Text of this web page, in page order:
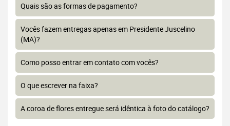
Quais são as formas de pagamento?
Vocês fazem entregas apenas em Presidente Juscelino
(MA)?
Como posso entrar em contato com vocês?
O que escrever na faixa?
A coroa de flores entregue será idêntica à foto do catálogo?